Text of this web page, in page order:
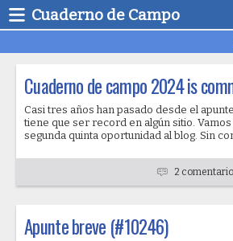
Cuaderno de Campo
Cuaderno de campo 2024 is
Casi tres años han pasado desde el
tiene que ser record en algún sitio. Vamos
segunda quinta oportunidad al blog. Sin
2
Apunte breve (#10246)